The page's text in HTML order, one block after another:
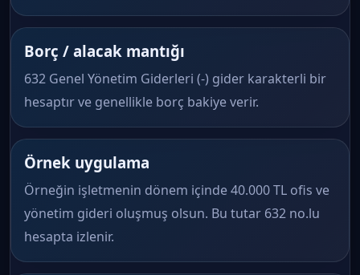
Borç / alacak mantığı
632 Genel Yönetim Giderleri (-) gider karakterli bir
hesaptır ve genellikle borç bakiye verir.
Örnek uygulama
Örneğin işletmenin dönem içinde 40.000 TL ofis ve
yönetim gideri oluşmuş olsun. Bu tutar 632 no.lu
hesapta izlenir.